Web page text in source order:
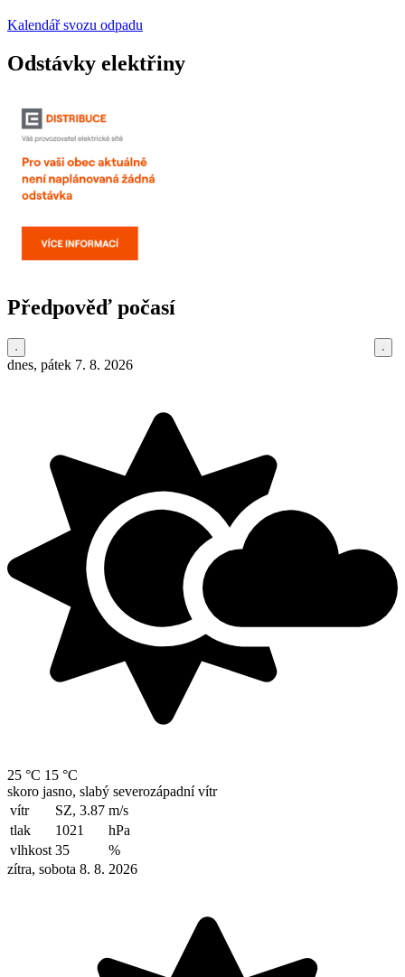
Kalendář svozu odpadu
Odstávky elektřiny
Předpověď počasí
dnes, pátek 7. 8. 2026
25 °C 15 °C
skoro jasno, slabý severozápadní vítr
vítr
SZ, 3.87 m/s
tlak
1021
hPa
vlhkost 35
%
zítra, sobota 8. 8. 2026